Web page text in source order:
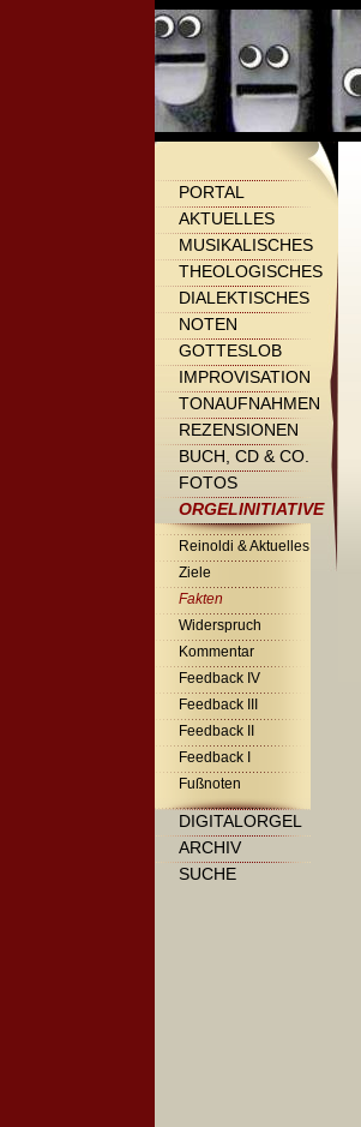
PORTAL
AKTUELLES
MUSIKALISCHES
THEOLOGISCHES
DIALEKTISCHES
NOTEN
GOTTESLOB
IMPROVISATION
TONAUFNAHMEN
REZENSIONEN
BUCH, CD & CO.
FOTOS
ORGELINITIATIVE
Reinoldi & Aktuelles
Ziele
Fakten
Widerspruch
Kommentar
Feedback IV
Feedback III
Feedback II
Feedback I
Fußnoten
DIGITALORGEL
ARCHIV
SUCHE